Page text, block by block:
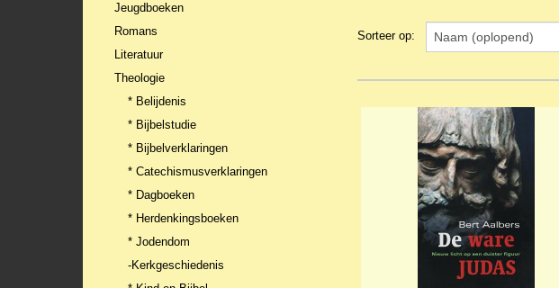
Jeugdboeken
Romans
Literatuur
Theologie
* Belijdenis
* Bijbelstudie
* Bijbelverklaringen
* Catechismusverklaringen
* Dagboeken
* Herdenkingsboeken
* Jodendom
-Kerkgeschiedenis
Sorteer op: